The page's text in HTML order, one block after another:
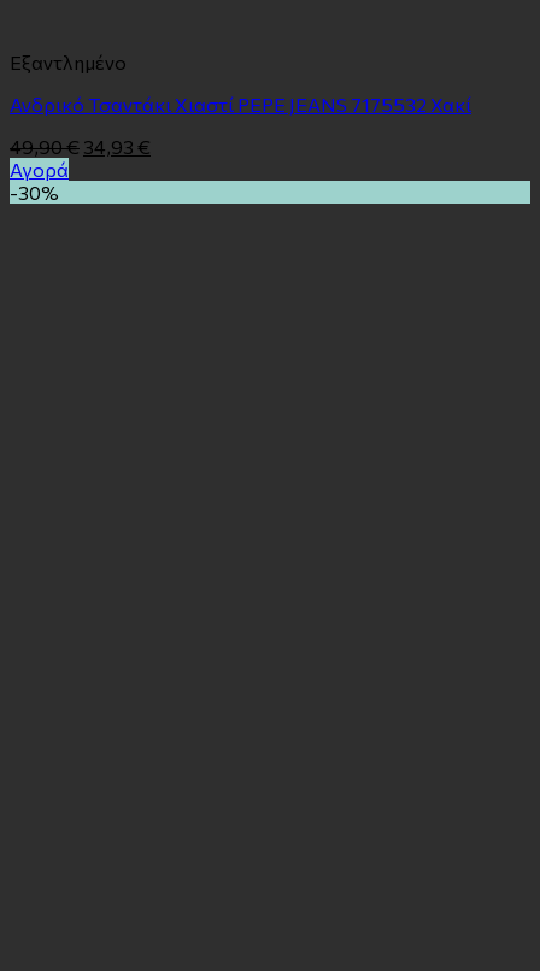
Εξαντλημένο
Ανδρικό Τσαντάκι Χιαστί PEPE JEANS 7175532 Χακί
49,90€ 34,93 €
Αγορά
-30%